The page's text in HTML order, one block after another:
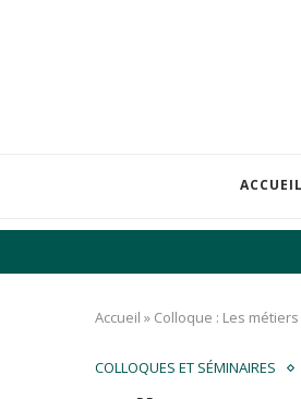
ACCUEIL
Accueil » Colloque : Les
COLLOQUES ET SÉMINAIRES